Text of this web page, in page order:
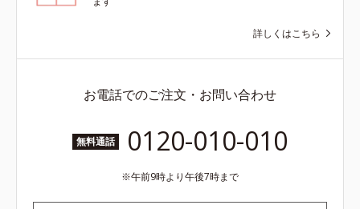
詳しくはこちら
お電話でのご注文・お問い合わせ
無料通話 0120-010-010
午前9時より午後7時まで